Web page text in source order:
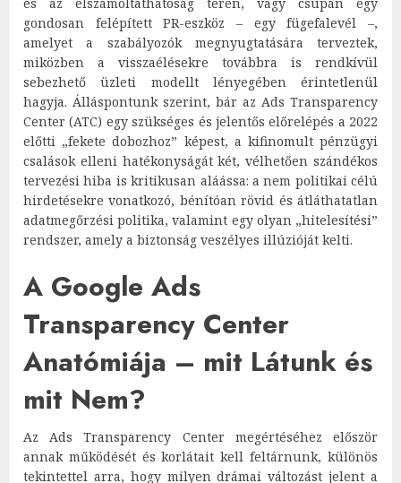
gondosan felépített PR-eszköz – egy fügefalevél –,
amelyet a szabályozók megnyugtatására terveztek,
miközben a visszaélésekre továbbra is rendkívül
sebezhető üzleti modellt lényegében érintetlenül
hagyja. Álláspontunk szerint, bár az Ads Transparency
Center (ATC) egy szükséges és jelentős előrelépés a 2022
előtti „fekete dobozhoz” képest, a kifinomult pénzügyi
csalások elleni hatékonyságát két, vélhetően szándékos
tervezési hiba is kritikusan aláássa: a nem politikai célú
hirdetésekre vonatkozó, bénítóan rövid és átláthatatlan
adatmegőrzési politika, valamint egy olyan „hitelesítési”
rendszer, amely a biztonság veszélyes illúzióját kelti.
A Google Ads
Transparency Center
Anatómiája – mit Látunk és
mit Nem?
Az Ads Transparency Center megértéséhez először
annak működését és korlátait kell feltárnunk, különös
tekintettel arra, hogy milyen drámai változást jelent a